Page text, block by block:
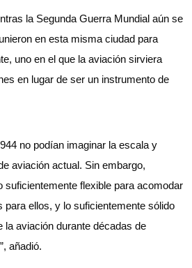
la Segunda Guerra Mundial aún se
en esta misma ciudad para
uno en el que la aviación sirviera
en lugar de ser un instrumento de
no podían imaginar la escala y
aviación actual. Sin embargo,
suficientemente flexible para acomodar
para ellos, y lo suficientemente sólido
la aviación durante décadas de
añadió.